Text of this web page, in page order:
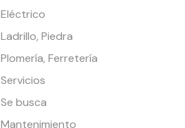
Eléctrico
Ladrillo, Piedra
Plomería, Ferretería
Servicios
Se busca
Mantenimiento